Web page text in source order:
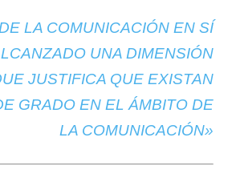
LA COMUNICACIÓN EN SÍ
UNA DIMENSIÓN
JUSTIFICA QUE EXISTAN
GRADO EN EL ÁMBITO DE
LA COMUNICACIÓN»